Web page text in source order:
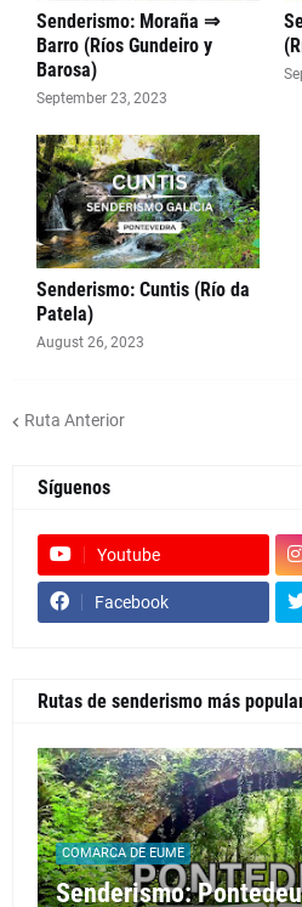
Senderismo: Moraña ⇒
Barro (Ríos Gundeiro y
Barosa)
September 23, 2023
Senderismo: Cuntis (Río da
Patela)
August 26, 2023
Ruta Anterior
Síguenos
Youtube
Facebook
Rutas de senderismo más
COMARCA DE EUME
Senderismo: